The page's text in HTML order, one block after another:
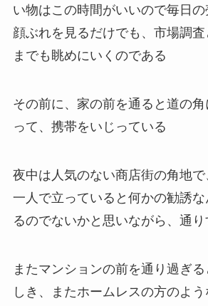
い物はこの時間がいいので毎日
顔ぶれを見るだけでも、市場調
までも眺めにいくのである
その前に、家の前を通ると道の
って、携帯をいじっている
夜中は人気のない商店街の角地
一人で立っていると何かの勧誘
るのでないかと思いながら、通り
またマンションの前を通り過ぎ
しき、またホームレスの方のよ